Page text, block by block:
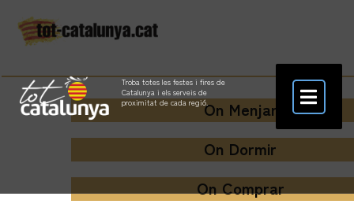
Troba totes les festes i fires de
Catalunya i els serveis de
proximitat de cada regió.On Menjar
On Dormir
On Comprar